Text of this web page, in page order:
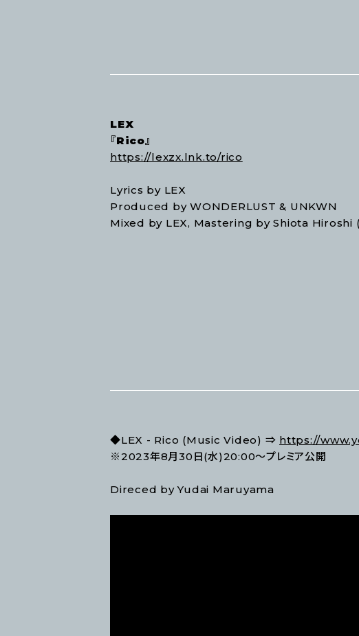
LEX
『Rico』
https://lexzx.lnk.to/rico
Lyrics by LEX
Produced by WONDERLUST & UNKWN
Mixed by LEX, Mastering by Shiota Hiroshi
◆LEX - Rico (Music Video) ⇒ https://
※2023年8月30日(水)20:00～プレミア公開
Direced by Yudai Maruyama